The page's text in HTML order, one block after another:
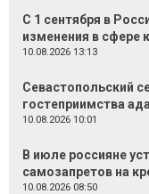
С 1 сентября в
изменения в сфере
10.08.2026 13:13
Севастопольский
гостеприимства
10.08.2026 10:01
В июле россияне
самозапретов на
10.08.2026 08:50